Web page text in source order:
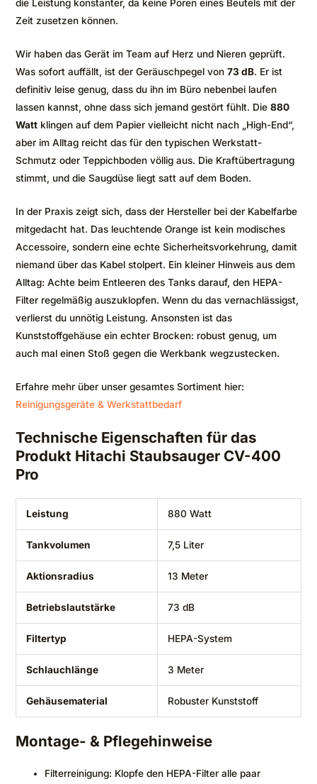
die Leistung konstanter, da keine Poren eines Beutels mit der
Zeit zusetzen können.
Wir haben das Gerät im Team auf Herz und Nieren geprüft.
Was sofort auffällt, ist der Geräuschpegel von 73 dB. Er ist
definitiv leise genug, dass du ihn im Büro nebenbei laufen
lassen kannst, ohne dass sich jemand gestört fühlt. Die 880
Watt klingen auf dem Papier vielleicht nicht nach „High-End“,
aber im Alltag reicht das für den typischen Werkstatt-
Schmutz oder Teppichboden völlig aus. Die Kraftübertragung
stimmt, und die Saugdüse liegt satt auf dem Boden.
In der Praxis zeigt sich, dass der Hersteller bei der Kabelfarbe
mitgedacht hat. Das leuchtende Orange ist kein modisches
Accessoire, sondern eine echte Sicherheitsvorkehrung, damit
niemand über das Kabel stolpert. Ein kleiner Hinweis aus dem
Alltag: Achte beim Entleeren des Tanks darauf, den HEPA-
Filter regelmäßig auszuklopfen. Wenn du das vernachlässigst,
verlierst du unnötig Leistung. Ansonsten ist das
Kunststoffgehäuse ein echter Brocken: robust genug, um
auch mal einen Stoß gegen die Werkbank wegzustecken.
Erfahre mehr über unser gesamtes Sortiment hier:
Reinigungsgeräte & Werkstattbedarf
Technische Eigenschaften für das
Produkt Hitachi Staubsauger CV-400
Pro
Leistung 880 Watt
Tankvolumen 7,5 Liter
Aktionsradius 13 Meter
Betriebslautstärke 73 dB
Filtertyp HEPA-System
Schlauchlänge 3 Meter
Gehäusematerial Robuster Kunststoff
Montage- & Pflegehinweise
Filterreinigung: Klopfe den HEPA-Filter alle paar